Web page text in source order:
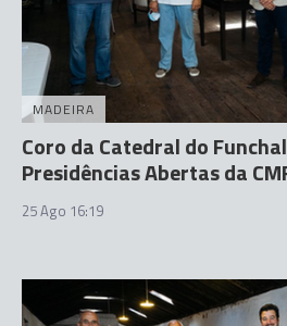
MADEIRA
Coro da Catedral do
Presidências Abertas da
25 Ago 16:19